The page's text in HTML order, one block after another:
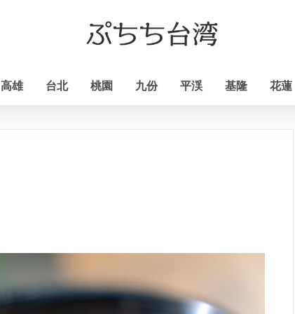
高雄 台北 桃園 九份 平渓 基隆 花蓮